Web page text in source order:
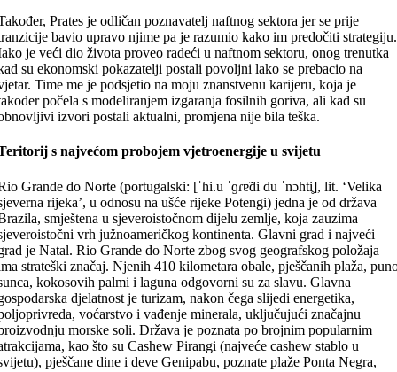
Prates je odličan poznavatelj naftnog sektora jer se prije
bavio upravo njime pa je razumio kako im predočiti strategiju.
je veći dio života proveo radeći u naftnom sektoru, onog trenutka
su ekonomski pokazatelji postali povoljni lako se prebacio na
Time me je podsjetio na moju znanstvenu karijeru, koja je
počela s modeliranjem izgaranja fosilnih goriva, ali kad su
izvori postali aktualni, promjena nije bila teška.
s najvećom probojem vjetroenergije u svijetu
Grande do Norte (portugalski: [ˈɦi.u ˈɡɾɐ̃di du ˈnɔhti̥], lit. ‘Velika
rijeka’, u odnosu na ušće rijeke Potengi) jedna je od država
smještena u sjeveroistočnom dijelu zemlje, koja zauzima
vrh južnoameričkog kontinenta. Glavni grad i najveći
je Natal. Rio Grande do Norte zbog svog geografskog položaja
strateški značaj. Njenih 410 kilometara obale, pješčanih plaža,
kokosovih palmi i laguna odgovorni su za slavu. Glavna
djelatnost je turizam, nakon čega slijedi energetika,
voćarstvo i vađenje minerala, uključujući značajnu
morske soli. Država je poznata po brojnim popularnim
kao što su Cashew Pirangi (najveće cashew stablo u
pješčane dine i deve Genipabu, poznate plaže Ponta Negra,